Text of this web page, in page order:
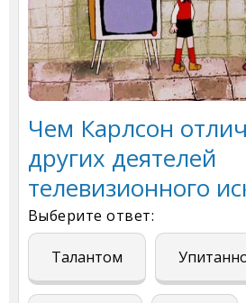
Чем Карлсон
других деятелей
телевизионного
Выберите ответ:
Талантом